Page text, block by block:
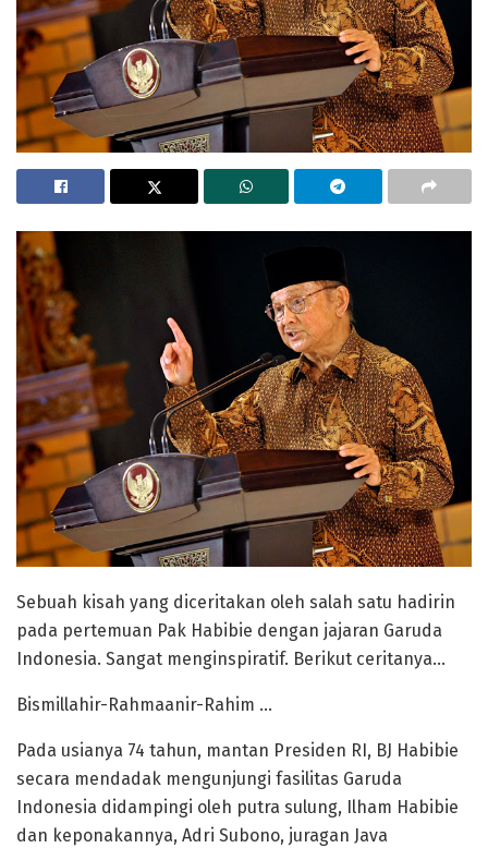
Sebuah kisah yang diceritakan oleh salah satu hadirin
pada pertemuan Pak Habibie dengan jajaran Garuda
Indonesia. Sangat menginspiratif. Berikut ceritanya…
Bismillahir-Rahmaanir-Rahim …
Pada usianya 74 tahun, mantan Presiden RI, BJ Habibie
secara mendadak mengunjungi fasilitas Garuda
Indonesia didampingi oleh putra sulung, Ilham Habibie
dan keponakannya, Adri Subono, juragan Java